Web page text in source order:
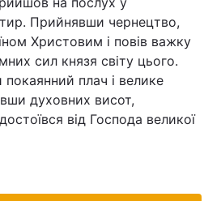
Статті
Думки
Прийнявши чернецтво,
Христовим і повів важку
сил князя світу цього.
плач і велике
духовних висот,
від Господа великої